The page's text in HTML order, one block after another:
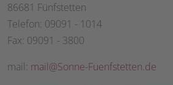
86681 Fünfstetten
Telefon: 09091 - 1014
Fax: 09091 - 3800
mail: mail@Sonne-Fuenfstetten.de